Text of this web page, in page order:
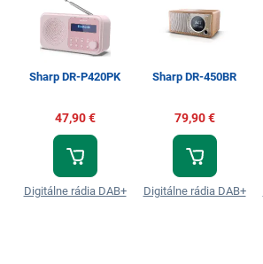
Sharp DR-P420PK
47,90 €
Digitálne rádia DAB+
Sharp DR-450BR
79,90 €
Digitálne rádia DAB+